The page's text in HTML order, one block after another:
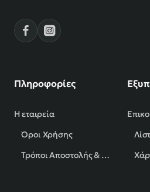
Πληροφορίες
Η εταιρεία
Όροι Χρήσης
Τρόποι Αποστολής & Πληρωμής